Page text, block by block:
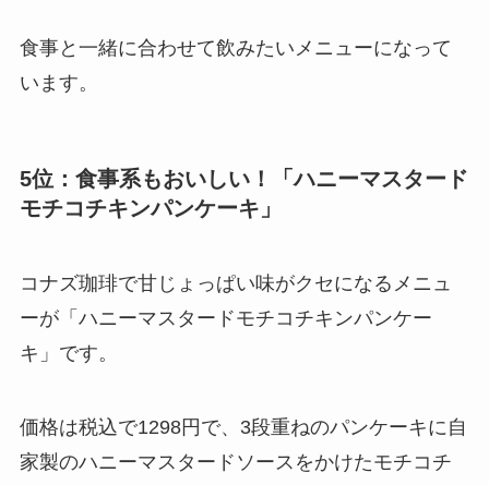
食事と一緒に合わせて飲みたいメニューになって
います。
5位：食事系もおいしい！「ハニーマスタード
モチコチキンパンケーキ」
コナズ珈琲で甘じょっぱい味がクセになるメニュ
ーが「ハニーマスタードモチコチキンパンケー
キ」です。
価格は税込で1298円で、3段重ねのパンケーキに自
家製のハニーマスタードソースをかけたモチコチ